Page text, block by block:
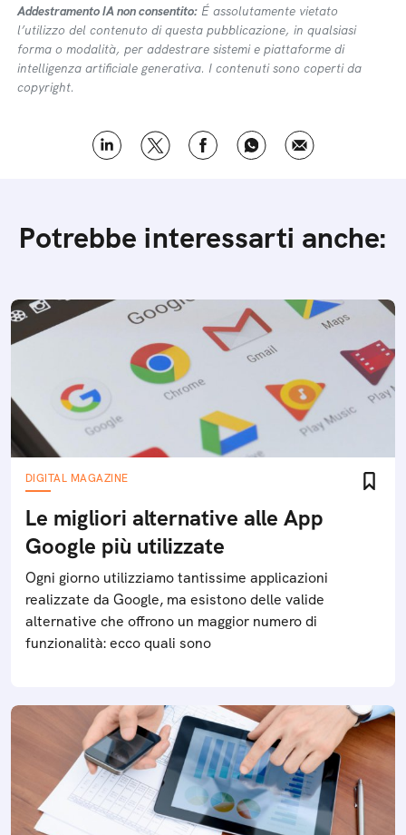
Addestramento IA non consentito: É assolutamente vietato
l’utilizzo del contenuto di questa pubblicazione, in qualsiasi
forma o modalità, per addestrare sistemi e piattaforme di
intelligenza artificiale generativa. I contenuti sono coperti da
copyright.
Potrebbe interessarti anche:
DIGITAL MAGAZINE
Le migliori alternative alle App
Google più utilizzate
Ogni giorno utilizziamo tantissime applicazioni
realizzate da Google, ma esistono delle valide
alternative che offrono un maggior numero di
funzionalità: ecco quali sono